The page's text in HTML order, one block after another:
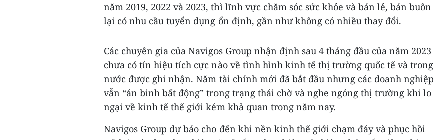
năm 2019, 2022 và 2023, thì lĩnh vực chăm sóc sức khỏe và bán lẻ, bán buôn
lại có nhu cầu tuyển dụng ổn định, gần như không có nhiều thay đổi.
Các chuyên gia của Navigos Group nhận định sau 4 tháng đầu của năm 2023
chưa có tín hiệu tích cực nào về tình hình kinh tế thị trường quốc tế và trong
nước được ghi nhận. Năm tài chính mới đã bắt đầu nhưng các doanh nghiệp
vẫn “án binh bất động” trong trạng thái chờ và nghe ngóng thị trường khi lo
ngại về kinh tế thế giới kém khả quan trong năm nay.
Navigos Group dự báo cho đến khi nền kinh thế giới chạm đáy và phục hồi